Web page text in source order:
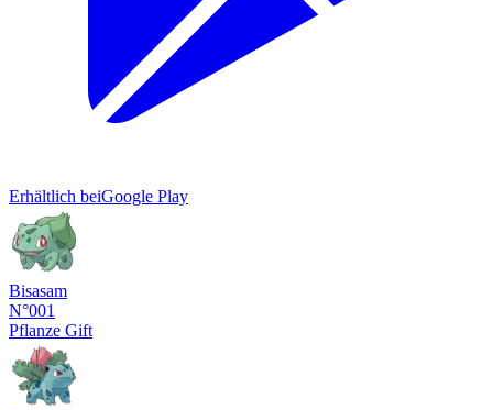
Erhältlich beiGoogle Play
Bisasam
N°001
Pflanze Gift